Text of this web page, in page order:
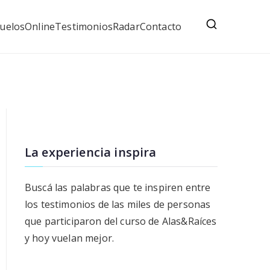
OnlineTestimoniosRadarContacto
La experiencia inspira
Buscá las palabras que te inspiren entre
los testimonios de las miles de personas
que participaron del curso de Alas&Raíces
y hoy vuelan mejor.